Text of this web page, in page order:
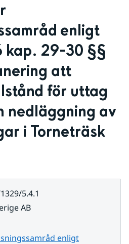
enligt
kap. 29-30 §§
att
för uttag
nedläggning av
i Torneträsk
5.4.1
AB
enligt